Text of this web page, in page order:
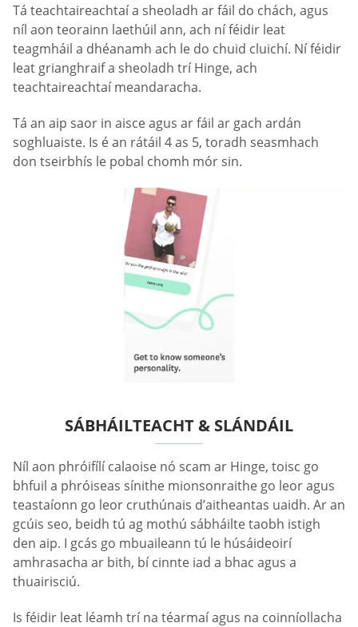
Tá teachtaireachtaí a sheoladh ar fáil do chách, agus
níl aon teorainn laethúil ann, ach ní féidir leat
teagmháil a dhéanamh ach le do chuid cluichí. Ní féidir
leat grianghraif a sheoladh trí Hinge, ach
teachtaireachtaí meandaracha.
Tá an aip saor in aisce agus ar fáil ar gach ardán
soghluaiste. Is é an rátáil 4 as 5, toradh seasmhach
don tseirbhís le pobal chomh mór sin.
SÁBHÁILTEACHT & SLÁNDÁIL
Níl aon phróifílí calaoise nó scam ar Hinge, toisc go
bhfuil a phróiseas sínithe mionsonraithe go leor agus
teastaíonn go leor cruthúnais d’aitheantas uaidh. Ar an
gcúis seo, beidh tú ag mothú sábháilte taobh istigh
den aip. I gcás go mbuaileann tú le húsáideoirí
amhrasacha ar bith, bí cinnte iad a bhac agus a
thuairisciú.
Is féidir leat léamh trí na téarmaí agus na coinníollacha